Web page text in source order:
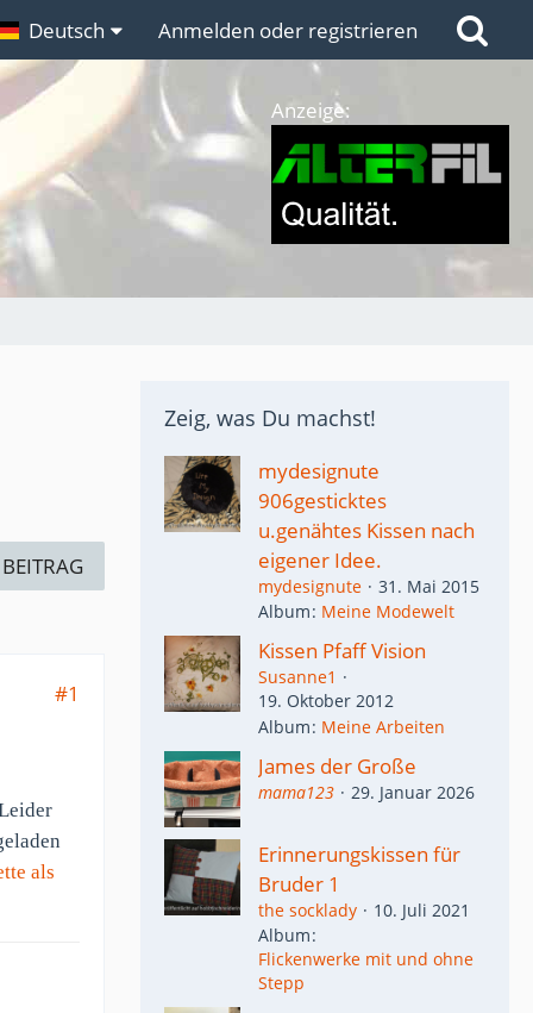
Links
Deutsch Anmelden oder registrieren
Anzeige:
#1
als
Zeig, was Du machst!
mydesignute
906gesticktes
u.genähtes Kissen nach
eigener Idee.
mydesignute
31. Mai 2015
Album Meine Modewelt
Kissen Pfaff Vision
Susanne1
19. Oktober 2012
Album Meine Arbeiten
James der Große
mama123 29. Januar 2026
Erinnerungskissen für
Bruder 1
the socklady
10. Juli 2021
Album
Flickenwerke mit und ohne
Stepp